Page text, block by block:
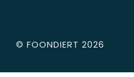
© FOONDIERT 2026